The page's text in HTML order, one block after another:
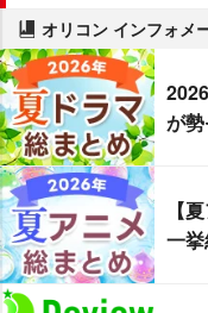
オリコン インフォメ
が勢
【
一挙